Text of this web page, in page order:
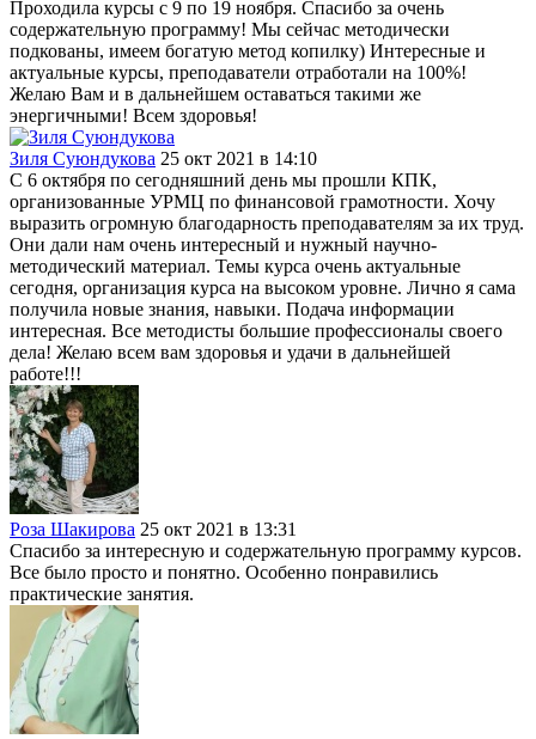
Проходила курсы с 9 по 19 ноября. Спасибо за очень
содержательную программу! Мы сейчас методически
подкованы, имеем богатую метод копилку) Интересные и
актуальные курсы, преподаватели отработали на 100%!
Желаю Вам и в дальнейшем оставаться такими же
энергичными! Всем здоровья!
Зиля Суюндукова 25 окт 2021 в 14:10
С 6 октября по сегодняшний день мы прошли КПК,
организованные УРМЦ по финансовой грамотности. Хочу
выразить огромную благодарность преподавателям за их труд.
Они дали нам очень интересный и нужный научно-
методический материал. Темы курса очень актуальные
сегодня, организация курса на высоком уровне. Лично я сама
получила новые знания, навыки. Подача информации
интересная. Все методисты большие профессионалы своего
дела! Желаю всем вам здоровья и удачи в дальнейшей
работе!!!
Роза Шакирова 25 окт 2021 в 13:31
Спасибо за интересную и содержательную программу курсов.
Все было просто и понятно. Особенно понравились
практические занятия.